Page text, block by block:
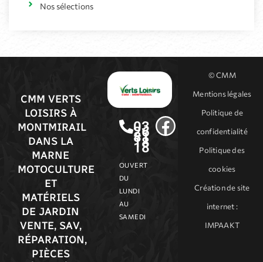
Nos sélections
CMM VERTS
LOISIRS À
MONTMIRAIL
DANS LA
MARNE
MOTOCULTURE
ET
MATÉRIELS
DE JARDIN
VENTE, SAV,
RÉPARATION,
PIÈCES
03
26
81
18
18
OUVERT
DU
LUNDI
AU
SAMEDI
© CMM
Mentions légales
Politique de
confidentialité
Politique des
cookies
Création de site
internet:
IMPAAKT